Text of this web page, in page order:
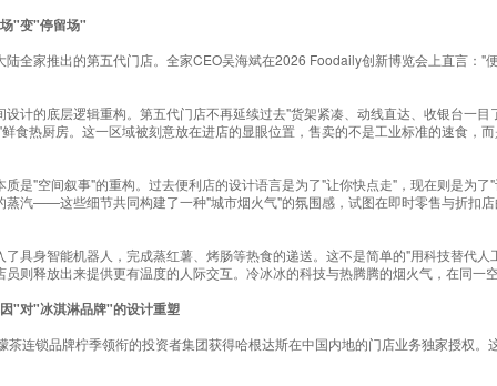
"变"停留场"
全家推出的第五代门店。全家CEO吴海斌在2026 Foodaily创新博览会上直言："
计的底层逻辑重构。第五代门店不再延续过去"货架紧凑、动线直达、收银台一
热厨房。这一区域被刻意放在进店的显眼位置，售卖的不是工业标准的速食，
是"空间叙事"的重构。过去便利店的设计语言是为了"让你快点走"，现在则是为
蒸汽——这些细节共同构建了一种"城市烟火气"的氛围感，试图在即时零售与折扣
具身智能机器人，完成蒸红薯、烤肠等热食的递送。这不是简单的"用科技替代
则释放出来提供更有温度的人际交互。冷冰冰的科技与热腾腾的烟火气，在同一
"对"冰淇淋品牌"的设计重塑
茶连锁品牌柠季领衔的投资者集团获得哈根达斯在中国内地的门店业务独家授权。